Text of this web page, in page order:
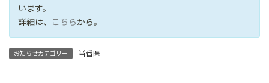
います。
詳細は、
こちらから。
お知らせカテゴリー 当番医